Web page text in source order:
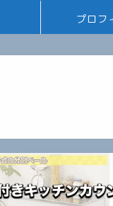
プロフ